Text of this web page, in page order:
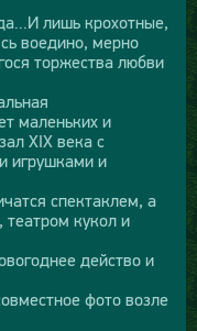
лишь крохотные,
воедино, мерно
торжества любви
маленьких и
XIX века с
игрушками и
спектаклем, а
театром кукол и
действо и
фото возле